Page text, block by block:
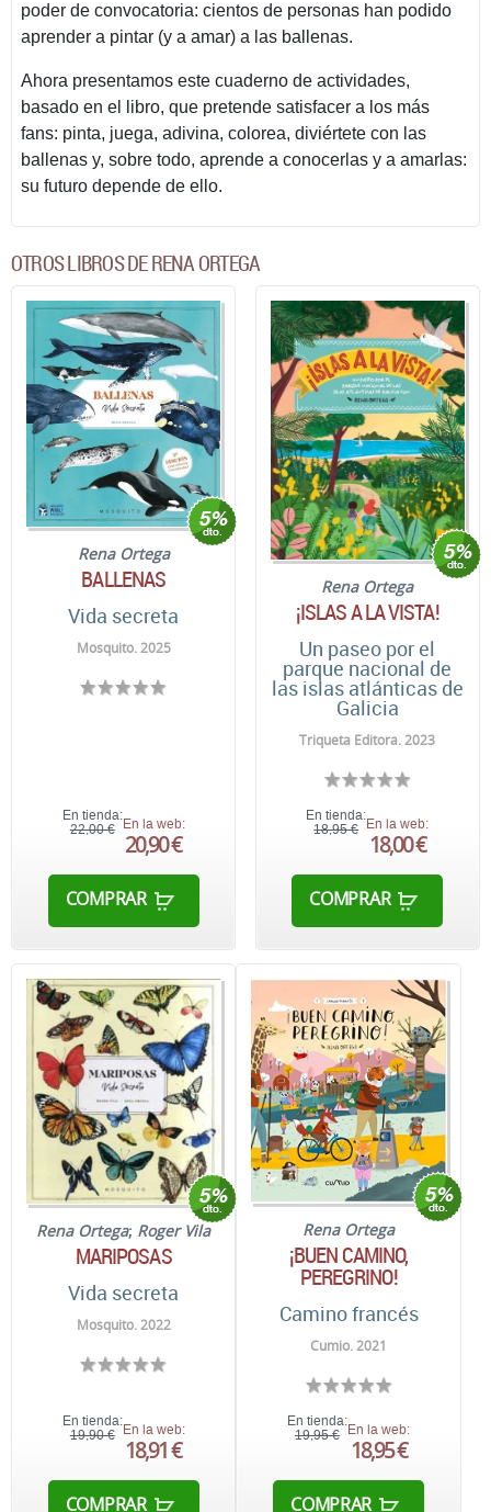
poder de convocatoria: cientos de personas han podido
aprender a pintar (y a amar) a las ballenas.
Ahora presentamos este cuaderno de actividades,
basado en el libro, que pretende satisfacer a los más
fans: pinta, juega, adivina, colorea, diviértete con las
ballenas y, sobre todo, aprende a conocerlas y a amarlas:
su futuro depende de ello.
OTROS LIBROS DE RENA ORTEGA
Rena Ortega
BALLENAS
Vida secreta
Mosquito. 2025
En tienda:
22,00 € En la web:
20,90 €
COMPRAR
Rena Ortega
¡ISLAS A LA VISTA!
Un paseo por el
parque nacional de
las islas atlánticas de
Galicia
Triqueta Editora. 2023
En tienda:
18,95 €
En la web:
18,00 €
COMPRAR
Rena Ortega; Roger Vila
MARIPOSAS
Vida secreta
Mosquito. 2022
En tienda:
19,90 € En la web:
18,91 €
COMPRAR
Rena Ortega
¡BUEN CAMINO,
PEREGRINO!
Camino francés
Cumio. 2021
En tienda:
19,95 €
En la web:
18,95 €
COMPRAR